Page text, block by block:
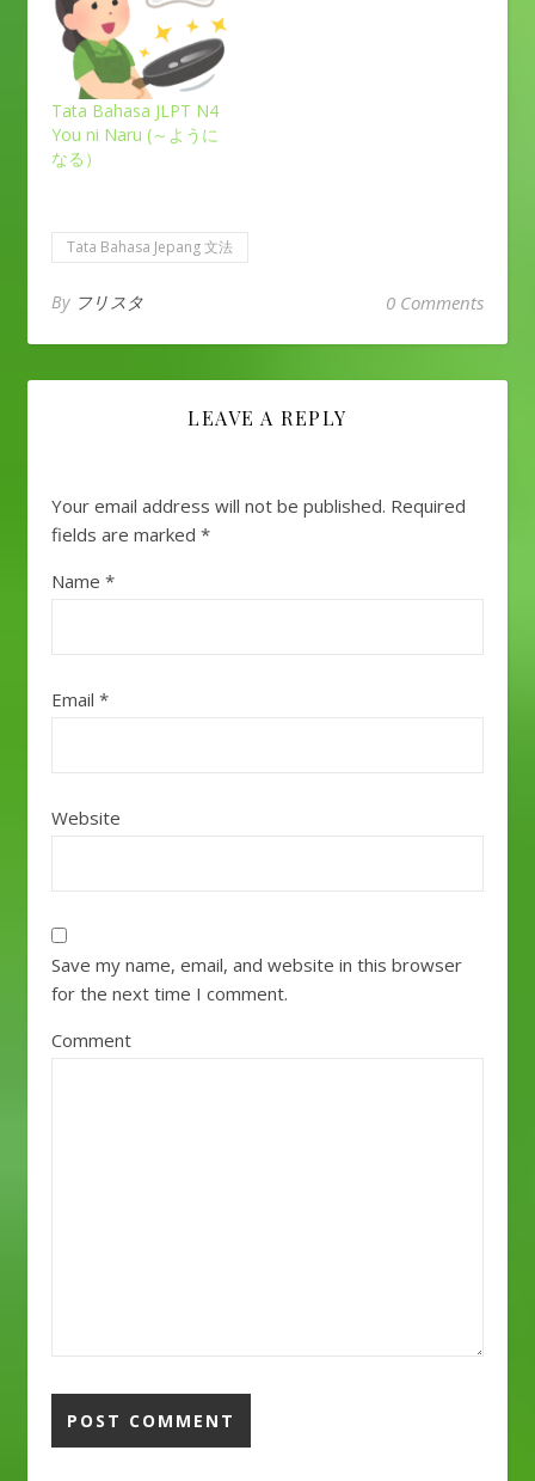
Tata Bahasa JLPT N4
You ni Naru (～ように
なる）
Tata Bahasa Jepang 文法
By フリスタ 0 Comments
LEAVE A REPLY
Your email address will not be published. Required
fields are marked *
Name *
Email *
Website
Save my name, email, and website in this browser
for the next time I comment.
Comment